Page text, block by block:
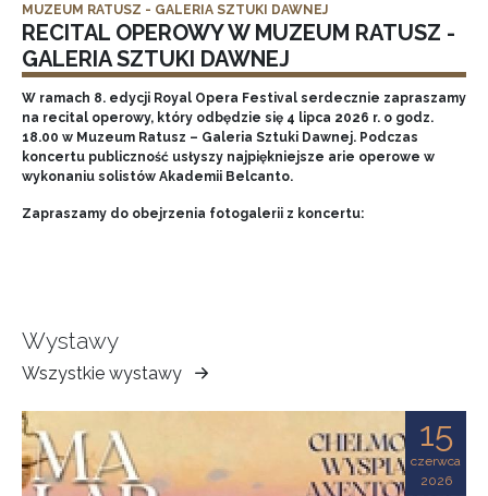
MUZEUM RATUSZ - GALERIA SZTUKI DAWNEJ
RECITAL OPEROWY W MUZEUM RATUSZ -
GALERIA SZTUKI DAWNEJ
W ramach 8. edycji Royal Opera Festival serdecznie zapraszamy
na recital operowy, który odbędzie się 4 lipca 2026 r. o godz.
18.00 w Muzeum Ratusz – Galeria Sztuki Dawnej. Podczas
koncertu publiczność usłyszy najpiękniejsze arie operowe w
wykonaniu solistów Akademii Belcanto.
Zapraszamy do obejrzenia fotogalerii z koncertu:
Wystawy
Wszystkie wystawy
Muzeum
Ziemi
Tarnowskiej
15
czerwca
2026